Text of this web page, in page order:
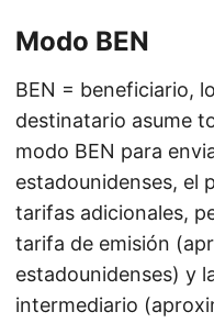
Modo BEN
BEN = beneficiario,
destinatario asume
modo BEN para
estadounidenses, el
tarifas adicionales,
tarifa de emisión
estadounidenses) y
intermediario